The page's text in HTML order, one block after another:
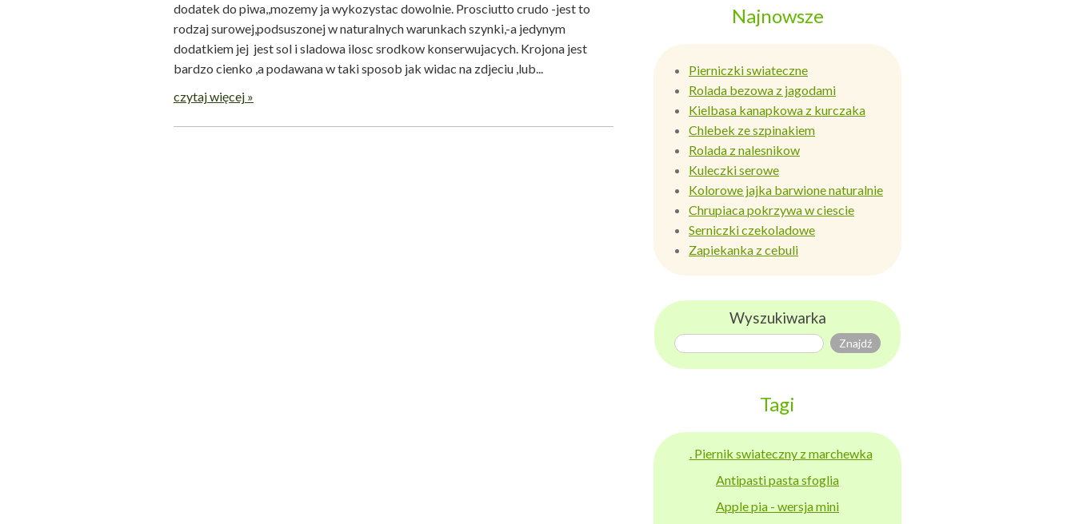
dodatek do piwa,,mozemy ja wykozystac dowolnie. Prosciutto crudo -jest to
rodzaj surowej,podsuszonej w naturalnych warunkach szynki,-a jedynym
dodatkiem jej jest sol i sladowa ilosc srodkow konserwujacych. Krojona jest
bardzo cienko ,a podawana w taki sposob jak widac na zdjeciu ,lub...
czytaj więcej »
Najnowsze
Pierniczki swiateczne
Rolada bezowa z jagodami
Kielbasa kanapkowa z kurczaka
Chlebek ze szpinakiem
Rolada z nalesnikow
Kuleczki serowe
Kolorowe jajka barwione naturalnie
Chrupiaca pokrzywa w ciescie
Serniczki czekoladowe
Zapiekanka z cebuli
Wyszukiwarka
Tagi
. Piernik swiateczny z marchewka
Antipasti pasta sfoglia
Apple pia - wersja mini